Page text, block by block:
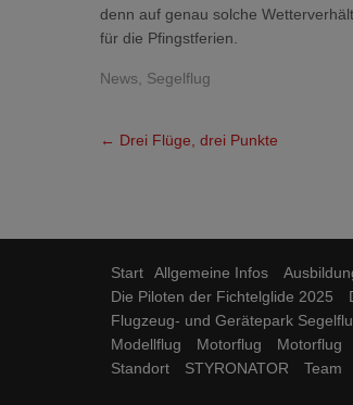
denn auf genau solche
für die Pfingstferien.
News Segelflug
navigation
← Drei Flüge, drei Punkte
Start Allgemeine Infos
Die Piloten der Fichtelglide 2025
Flugzeug- und Gerätepark
Modellflug
Motorflug Motorflug
Standort
STYRONATOR Team